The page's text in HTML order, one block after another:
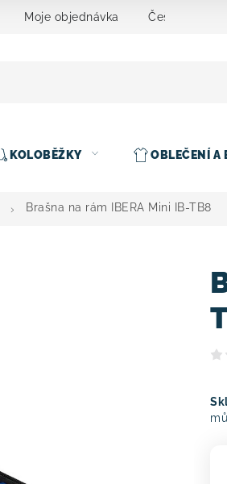
Moje objednávka Čeština
KOLOBĚŽKY OBLEČENÍ A
Brašna na rám IBERA Mini IB-TB8